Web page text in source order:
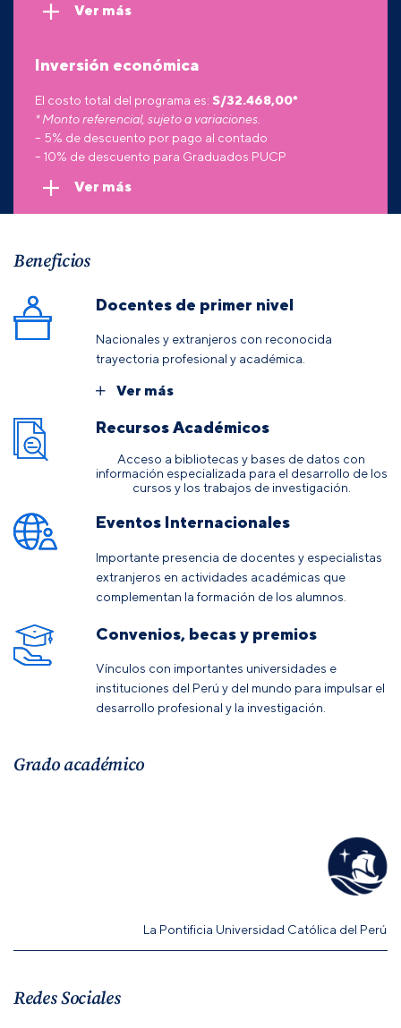
Ver más
Inversión económica
El costo total del programa es: S/32.468,00*
* Monto referencial, sujeto a variaciones.
– 5% de descuento por pago al contado
– 10% de descuento para Graduados PUCP
Ver más
Beneficios
Docentes de primer nivel
Nacionales y extranjeros con reconocida
trayectoria profesional y académica.
Ver más
Recursos Académicos
Acceso a bibliotecas y bases de datos con
información especializada para el desarrollo de los
cursos y los trabajos de investigación.
Eventos Internacionales
Importante presencia de docentes y especialistas
extranjeros en actividades académicas que
complementan la formación de los alumnos.
Convenios, becas y premios
Vínculos con importantes universidades e
instituciones del Perú y del mundo para impulsar el
desarrollo profesional y la investigación.
Grado académico
La Pontificia Universidad Católica del Perú
Redes Sociales